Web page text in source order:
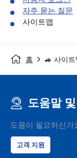
자주 묻는 질문
사이트맵
홈 🚙 사이
도움말
도움이 필요하신가
고객 지원